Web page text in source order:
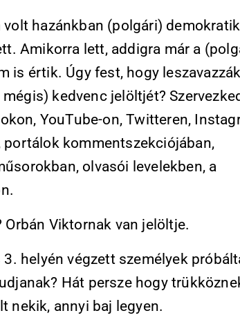
volt hazánkban (polgári)
Amikorra lett, addigra már a
is értik. Úgy fest, hogy
kedvenc jelöltjét?
YouTube-on, Twitteren,
portálok kommentszekciójában,
olvasói levelekben, a
Viktornak van jelöltje.
helyén végzett személyek
Hát persze hogy
nekik, annyi baj legyen.